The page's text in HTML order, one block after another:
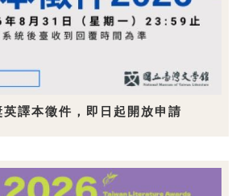
譯本徵件，即日起開放申請